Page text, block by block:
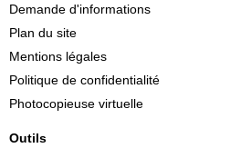
Demande d'informations
Plan du site
Mentions légales
Politique de confidentialité
Photocopieuse virtuelle
Outils